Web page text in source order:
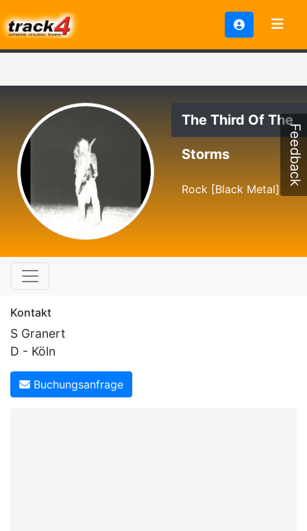
The Third Of The
Storms
Rock [Black Metal]
Kontakt
S Granert
D - Köln
Buchungsanfrage
Feedback